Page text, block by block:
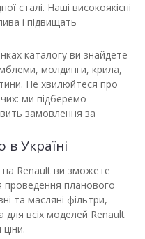
сталі. Наші високоякісні
і підвищать
каталогу ви знайдете
молдинги, крила,
Не хвилюйтеся про
ми підберемо
замовлення за
Україні
Renault ви зможете
проведення планового
та масляні фільтри,
для всіх моделей Renault